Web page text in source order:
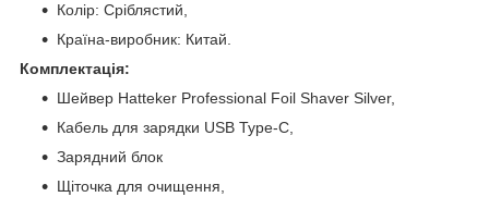
Колір: Сріблястий,
Країна-виробник: Китай.
Комплектація:
Шейвер Hatteker Professional Foil Shaver Silver,
Кабель для зарядки USB Type-C,
Зарядний блок
Щіточка для очищення,